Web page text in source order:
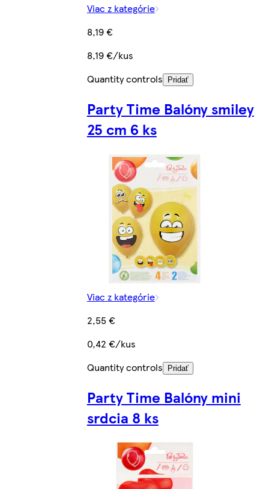
Viac z kategórie
8,19 €
8,19 €/kus
Quantity controls
Pridať
Party Time Balóny smiley
25 cm 6 ks
Viac z kategórie
2,55 €
0,42 €/kus
Quantity controls
Pridať
Party Time Balóny mini
srdcia 8 ks